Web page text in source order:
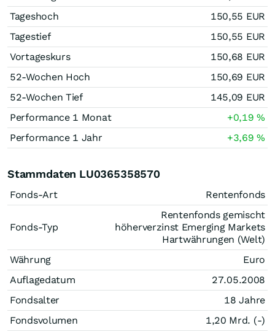
Tageshoch
150,55 EUR
Tagestief
150,55 EUR
Vortageskurs
150,68 EUR
52-Wochen Hoch
150,69 EUR
52-Wochen Tief
145,09 EUR
Performance 1 Monat
+0,19%
Performance 1 Jahr
+3,69%
Stammdaten LU0365358570
Fonds-Art Rentenfonds
Fonds-Typ
Rentenfonds gemischt
höherverzinst Emerging Markets
Hartwährungen (Welt)
Währung
Euro
Auflagedatum
27.05.2008
Fondsalter
18 Jahre
Fondsvolumen
1,20 Mrd. (-)